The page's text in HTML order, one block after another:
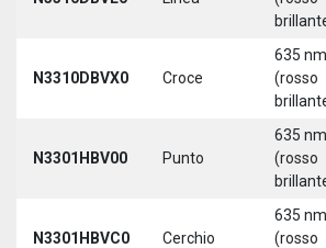
N3310DBVX0 Croce
635 nm
(rosso
N3301HBV00 Punto
635 nm
(rosso
N3301HBVC0 Cerchio
635 nm
(rosso